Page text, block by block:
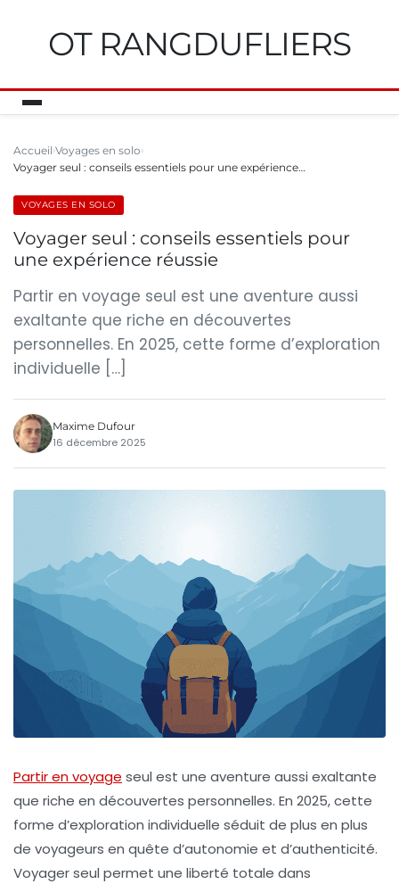
OT RANGDUFLIERS
Accueil Voyages en solo
Voyager seul : conseils essentiels pour une expérience…
VOYAGES EN SOLO
Voyager seul : conseils essentiels pour
une expérience réussie
Partir en voyage seul est une aventure aussi
exaltante que riche en découvertes
personnelles. En 2025, cette forme d’exploration
individuelle […]
Maxime Dufour
16 décembre 2025
Partir en voyage seul est une aventure aussi exaltante
que riche en découvertes personnelles. En 2025, cette
forme d’exploration individuelle séduit de plus en plus
de voyageurs en quête d’autonomie et d’authenticité.
Voyager seul permet une liberté totale dans